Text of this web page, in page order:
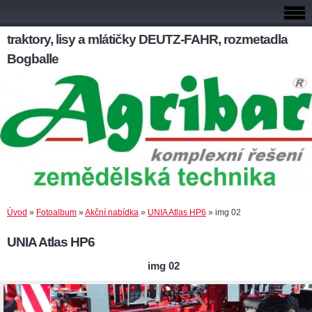
traktory, lisy a mlátičky DEUTZ-FAHR, rozmetadla
Bogballe
Úvod » Fotoalbum »Akční nabídka » UNIA Atlas HP6 » img 02
UNIA Atlas HP6
img 02